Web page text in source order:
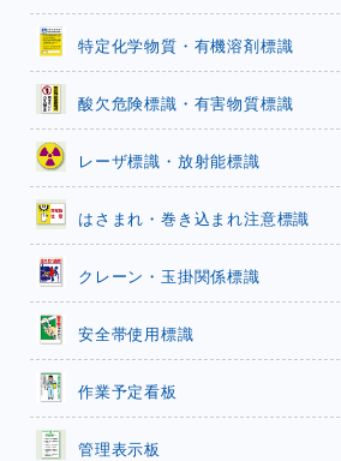
特定化学物質・有機溶剤標識
酸欠危険標識・有害物質標識
レーザ標識・放射能標識
はさまれ・巻き込まれ注意標識
クレーン・玉掛関係標識
安全帯使用標識
作業予定看板
管理表示板